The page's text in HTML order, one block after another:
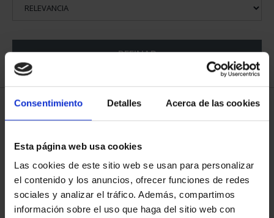
Consentimiento Detalles Acerca de las cookies
Esta página web usa cookies
Las cookies de este sitio web se usan para personalizar
el contenido y los anuncios, ofrecer funciones de redes
sociales y analizar el tráfico. Además, compartimos
información sobre el uso que haga del sitio web con
REFINAR
6 Productos encontrados